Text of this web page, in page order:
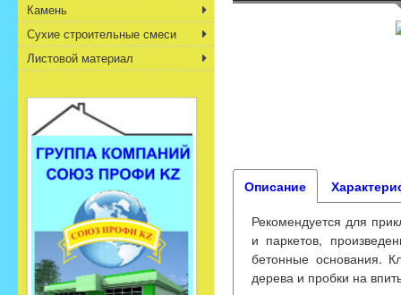
Описание
Рекомендуется для
и паркетов,
бетонные основания.
дерева и пробки на
Камень
Сухие строительные смеси
Листовой материал